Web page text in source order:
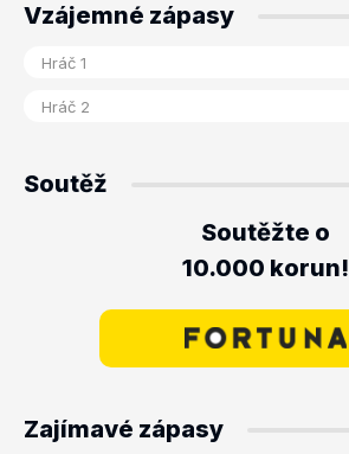
Vzájemné zápasy
Soutěž
Soutěžte o
10.000 korun!
Zajímavé zápasy